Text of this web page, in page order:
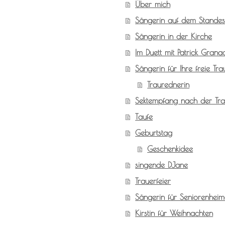
Über mich
Sängerin auf dem
Sängerin in der Kirche
Im Duett mit Patrick
Sängerin für Ihre freie
Traurednerin
Sektempfang nach der
Taufe
Geburtstag
Geschenkidee
singende DJane
Trauerfeier
Sängerin für
Kirstin für Weihnachten